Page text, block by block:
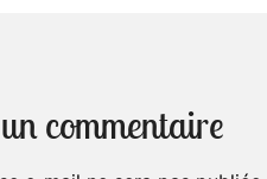
commentaire